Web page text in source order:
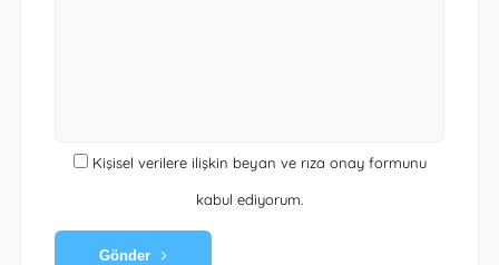
Kişisel verilere ilişkin beyan ve rıza onay formunu
kabul ediyorum.
Gönder